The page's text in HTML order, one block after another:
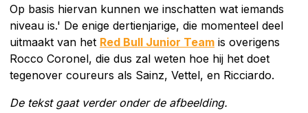
Op basis hiervan kunnen we inschatten wat iemands
niveau is.' De enige dertienjarige, die momenteel deel
uitmaakt van het Red Bull Junior Team is overigens
Rocco Coronel, die dus zal weten hoe hij het doet
tegenover coureurs als Sainz, Vettel, en Ricciardo.
De tekst gaat verder onder de afbeelding.